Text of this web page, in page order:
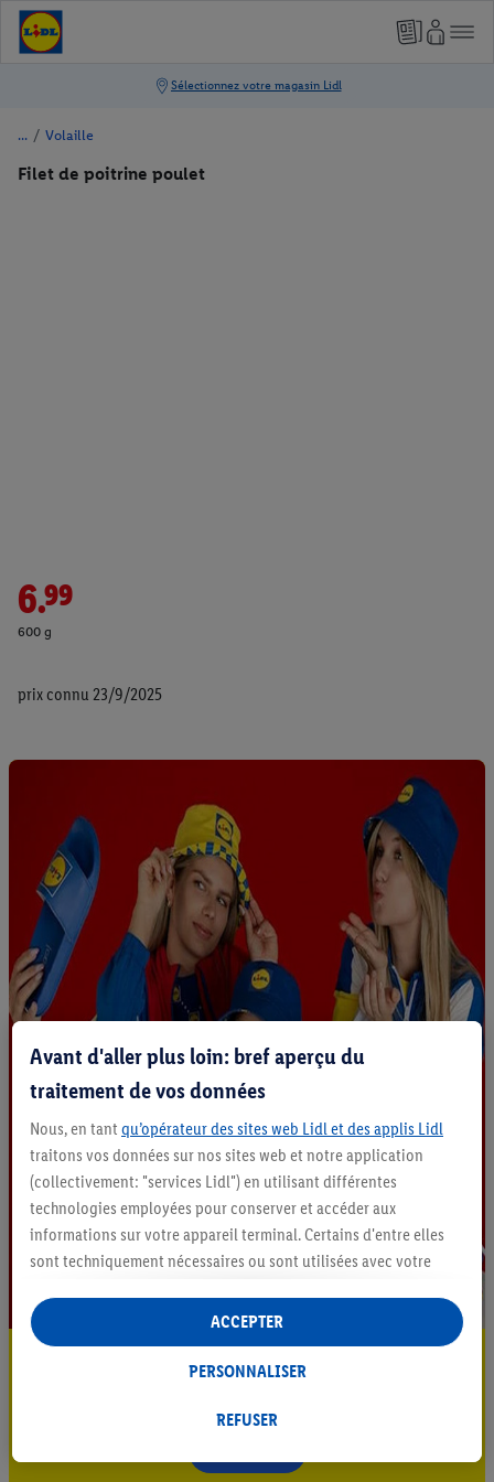
/ Volaille
Filet de poitrine poulet
6.99
600 g
prix connu 23/9/2025
Restez au courant
Avant d'aller plus loin: bref aperçu du
traitement de vos données
Nous, en tant qu’opérateur des sites web Lidl et des applis Lidl
traitons vos données sur nos sites web et notre application
(collectivement: "services Lidl") en utilisant différentes
technologies employées pour conserver et accéder aux
informations sur votre appareil terminal. Certains d'entre elles
sont techniquement nécessaires ou sont utilisées avec votre
des statistiques ou pour des publicités personnalisées au sein
et en dehors des services Lidl. Si vous participez au programme
Lidl Plus, les données issues de votre comportement d’achat en
Sous « Personnaliser », vous pouvez autoriser des finalités
REFUSER
PERSONNALISER
ACCEPTER